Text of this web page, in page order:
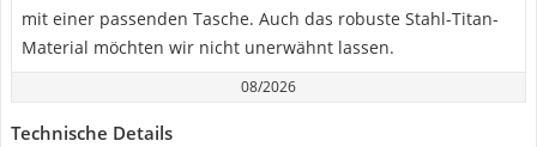
mit einer passenden Tasche. Auch das robuste Stahl-Titan-
Material möchten wir nicht unerwähnt lassen.
08/2026
Technische Details